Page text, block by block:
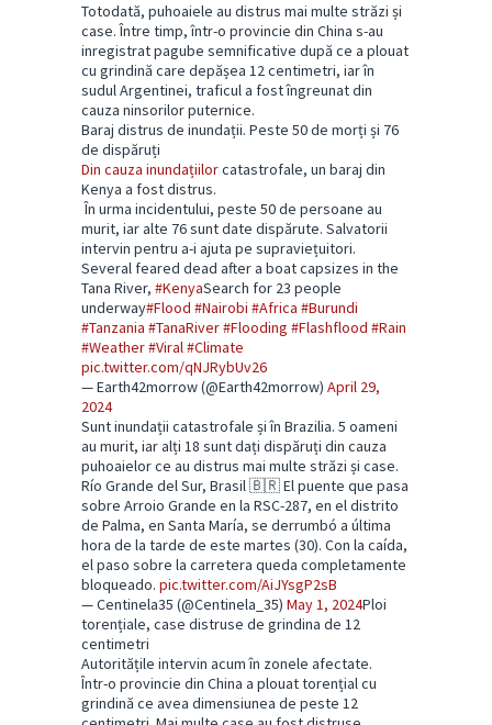
Totodată, puhoaiele au distrus mai multe străzi și
case. Între timp, într-o provincie din China s-au
inregistrat pagube semnificative după ce a plouat
cu grindină care depășea 12 centimetri, iar în
sudul Argentinei, traficul a fost îngreunat din
cauza ninsorilor puternice.
Baraj distrus de inundații. Peste 50 de morți și 76
de dispăruți
Din cauza inundațiilorcatastrofale, un baraj din
Kenya a fost distrus.
În urma incidentului, peste 50 de persoane au
murit, iar alte 76 sunt date dispărute. Salvatorii
intervin pentru a-i ajuta pe supraviețuitori.
Several feared dead after a boat capsizes in the
Tana River, #KenyaSearch for 23 people
underway#Flood #Nairobi #Africa #Burundi
#Tanzania #TanaRiver#Flooding #Flashflood #Rain
#Weather#Viral#Climate
pic.twitter.com/qNJRybUv26
— Earth42morrow (@Earth42morrow) April 29,
2024
Sunt inundații catastrofale și în Brazilia. 5 oameni
au murit, iar alți 18 sunt dați dispăruți din cauza
puhoaielor ce au distrus mai multe străzi și case.
Río Grande del Sur, Brasil 🇧🇷 El puente que pasa
sobre Arroio Grande en la RSC-287, en el distrito
de Palma, en Santa María, se derrumbó a última
hora de la tarde de este martes (30). Con la caída,
el paso sobre la carretera queda completamente
bloqueado. pic.twitter.com/AiJYsgP2sB
— Centinela35 (@Centinela_35) May 1, 2024Ploi
torențiale, case distruse de grindina de 12
centimetri
Autoritățile intervin acum în zonele afectate.
Într-o provincie din China a plouat torențial cu
grindină ce avea dimensiunea de peste 12